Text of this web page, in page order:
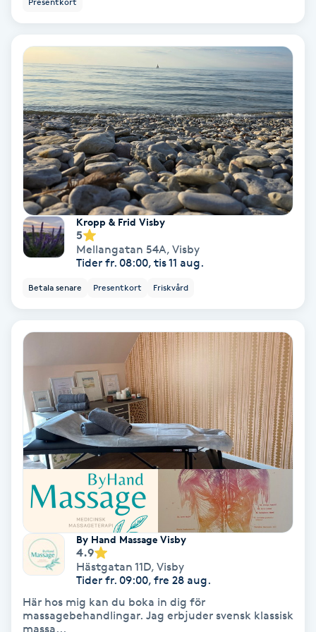
Babylights
Balayage
Bambumassage
Barber
Barnklippning
Blowout
Brynformning
Brynfärgning
Brynplockning
Bröllopsuppsättning
Celluliter
Coachning
Kropp & Frid Visby
5
Mellangatan 54A, Visby
Tider fr. 08:00, tis 11 aug.
Betala senare Presentkort Friskvård
By Hand Massage Visby
4.9
Hästgatan 11D, Visby
Tider fr. 09:00, fre 28 aug.
Här hos mig kan du boka in dig för
massagebehandlingar. Jag erbjuder svensk klassisk
massa...